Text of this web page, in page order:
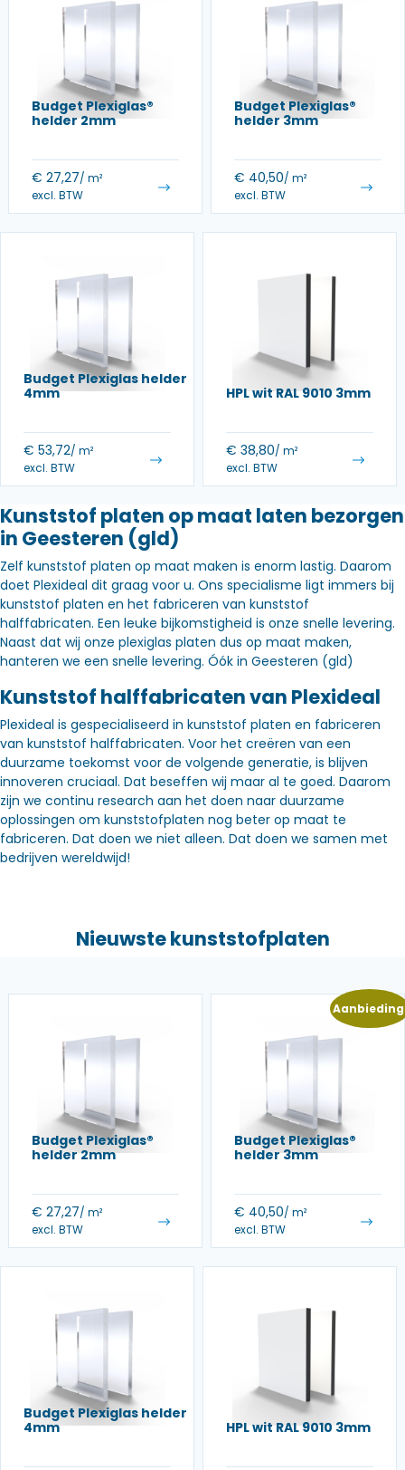
Budget Plexiglas®
helder 2mm
€ 27,27/ m²
excl. BTW
Budget Plexiglas®
helder 3mm
€ 40,50/ m²
excl. BTW
Budget Plexiglas helder
4mm
€ 53,72/ m²
excl. BTW
HPL wit RAL 9010 3mm
€ 38,80/ m²
excl. BTW
Kunststof platen op maat laten bezorgen
in Geesteren (gld)
Zelf kunststof platen op maat maken is enorm lastig. Daarom
doet Plexideal dit graag voor u. Ons specialisme ligt immers bij
kunststof platen en het fabriceren van kunststof
halffabricaten. Een leuke bijkomstigheid is onze snelle levering.
Naast dat wij onze plexiglas platen dus op maat maken,
hanteren we een snelle levering. Óók in Geesteren (gld)
Kunststof halffabricaten van Plexideal
Plexideal is gespecialiseerd in kunststof platen en fabriceren
van kunststof halffabricaten. Voor het creëren van een
duurzame toekomst voor de volgende generatie, is blijven
innoveren cruciaal. Dat beseffen wij maar al te goed. Daarom
zijn we continu research aan het doen naar duurzame
oplossingen om kunststofplaten nog beter op maat te
fabriceren. Dat doen we niet alleen. Dat doen we samen met
bedrijven wereldwijd!
Nieuwste kunststofplaten
Budget Plexiglas®
helder 2mm
€ 27,27/ m²
excl. BTW
Budget Plexiglas®
helder 3mm
€ 40,50/ m²
excl. BTW
Budget Plexiglas helder
4mm
HPL wit RAL 9010 3mm